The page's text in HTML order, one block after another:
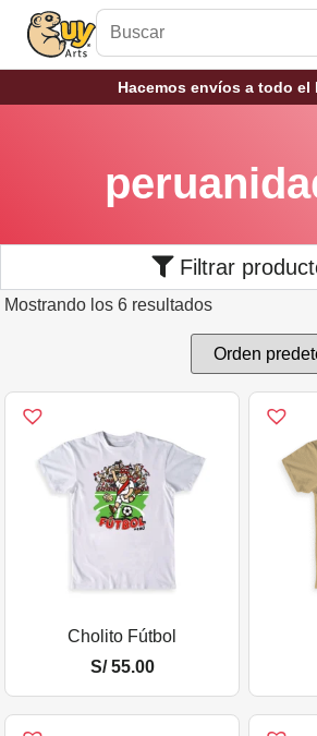
Hacemos envíos a todo el
Filtrar
Mostrando los 6 resultados
Cholito Fútbol
S/55.00